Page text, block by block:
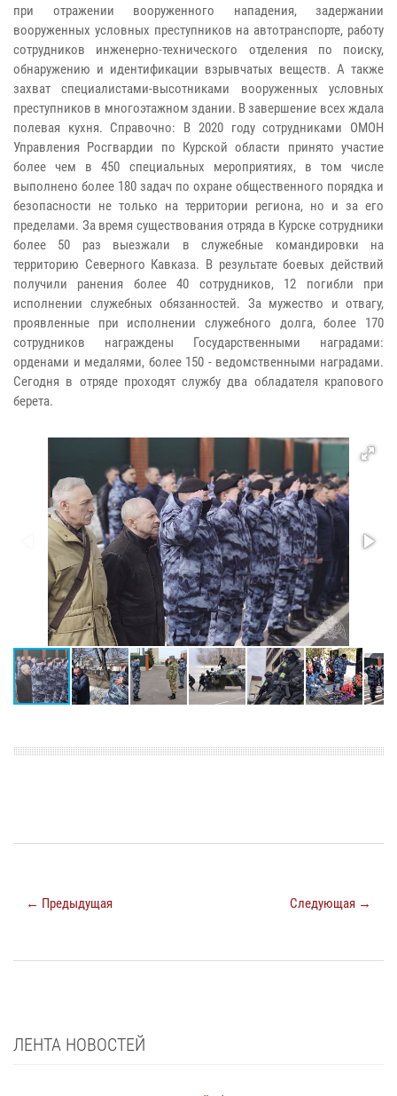
при отражении вооруженного нападения, задержании
вооруженных условных преступников на автотранспорте, работу
сотрудников инженерно-технического отделения по поиску,
обнаружению и идентификации взрывчатых веществ. А также
захват специалистами-высотниками вооруженных условных
преступников в многоэтажном здании. В завершение всех ждала
полевая кухня. Справочно: В 2020 году сотрудниками ОМОН
Управления Росгвардии по Курской области принято участие
более чем в 450 специальных мероприятиях, в том числе
выполнено более 180 задач по охране общественного порядка и
безопасности не только на территории региона, но и за его
пределами. За время существования отряда в Курске сотрудники
более 50 раз выезжали в служебные командировки на
территорию Северного Кавказа. В результате боевых действий
получили ранения более 40 сотрудников, 12 погибли при
исполнении служебных обязанностей. За мужество и отвагу,
проявленные при исполнении служебного долга, более 170
сотрудников награждены Государственными наградами:
орденами и медалями, более 150 - ведомственными наградами.
Сегодня в отряде проходят службу два обладателя крапового
берета.
← Предыдущая Следующая →
ЛЕНТА НОВОСТЕЙ